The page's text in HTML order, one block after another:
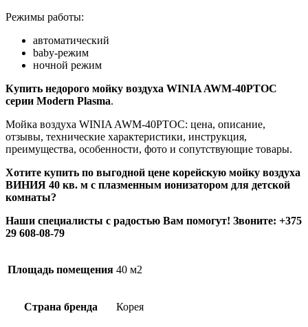
Режимы работы:
автоматический
baby-режим
ночной режим
Купить недорого мойку воздуха WINIA AWM-40PTOC
серии Modern Plasma.
Мойка воздуха WINIA AWM-40PTOC: цена, описание,
отзывы, технические характеристики, инструкция,
преимущества, особенности, фото и сопутствующие товары.
Хотите купить по выгодной цене корейскую мойку воздуха
ВИНИЯ 40 кв. м с плазменным ионизатором для детской
комнаты?
Наши специалисты с радостью Вам помогут! Звоните: +375
29 608-08-79
Площадь помещения 40 м2
Страна бренда Корея